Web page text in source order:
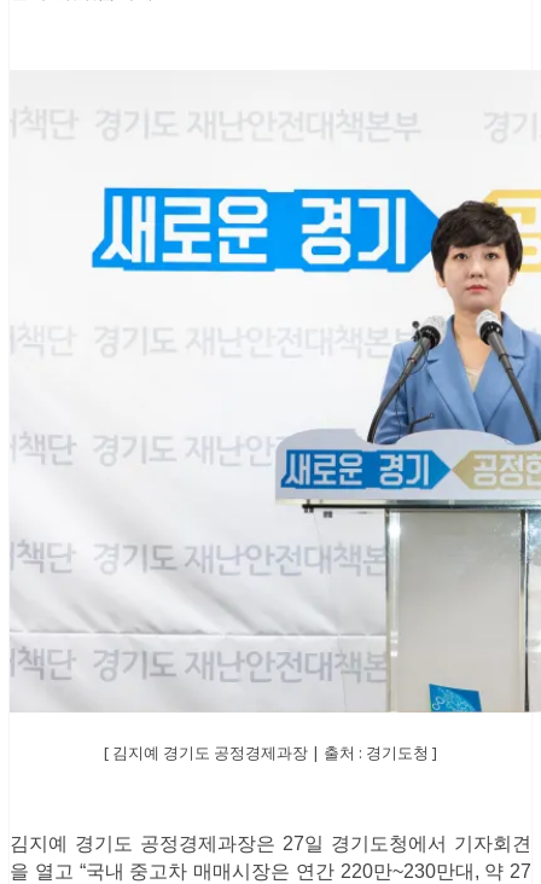
[ 김지예 경기도 공정경제과장 | 출처 : 경기도청 ]
김지예 경기도 공정경제과장은 27일 경기도청에서 기자회견
을 열고 “국내 중고차 매매시장은 연간 220만~230만대, 약 27